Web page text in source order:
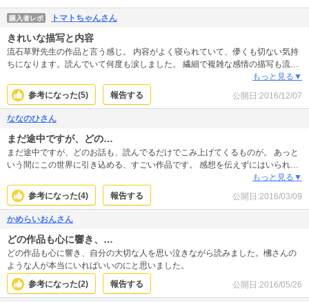
購入者レポ トマトちゃんさん
きれいな描写と内容
流石草野先生の作品と言う感じ。 内容がよく寝られていて、儚くも切ない気持
ちになります。読んでいて何度も涙しました。 繊細で複雑な感情の描写も流石
もっと見る▼
参考になった(5) 報告する 公開日:2016/12/07
ななのひさん
まだ途中ですが、どの…
まだ途中ですが、どのお話も、読んでるだけでこみ上げてくるものが。 あっと
いう間にこの世界に引き込める、すごい作品です。 感想を伝えずにはいられま
せんでした。 亡くした大切な人、一緒にいる大切な人を想うと、涙が溢れて仕
方ありませんでした。 この作品に出会えたことを、本当に嬉しく思います。
もっと見る▼
参考になった(4) 報告する 公開日:2016/03/09
かめらいおんさん
どの作品も心に響き、…
どの作品も心に響き、自分の大切な人を思い泣きながら読みました。梻さんの
ような人が本当にいればいいのにと思いました。
参考になった(2) 報告する 公開日:2016/05/26